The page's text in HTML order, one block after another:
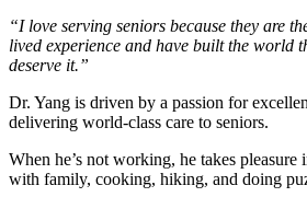
“I love serving seniors because they are
lived experience and have built the world
deserve it.”
Dr. Yang is driven by a passion for
delivering world-class care to seniors.
When he’s not working, he takes
with family, cooking, hiking, and doing